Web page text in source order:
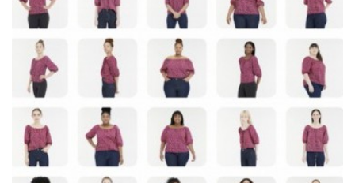
現了她豐富且多舛的藝術人生。